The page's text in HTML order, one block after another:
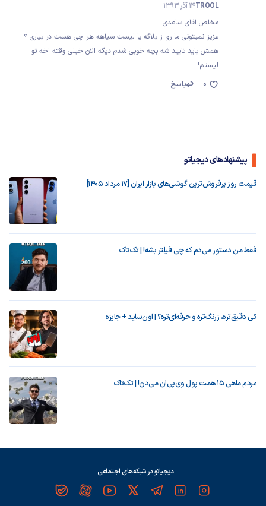
TROOL14 آذر 1393
مخلص اقای ساعدی
عزیز نمیتونی ما رو از بلاگه یا لیست سیاهه هر چی هست در بیاری ؟
همش باید تایید شه بچه خوبی شدم دیگه الان خیلی وقته اخه تو
لیستم!
پاسخ
0
پیشنهادهای دیجیاتو
قیمت روز پرفروش‌ترین گوشی‌های بازار ایران [17 مرداد 1405]
فقط من دستور می‌دم که چی فیلتر بشه! | تک‌تاک
کی دقیق‌تره، زرنگ‌تره و حرفه‌ای‌تره؟ | اون‌ساید + جایزه
مردم ماهی ۱۵ همت پول وی‌پی‌ان می‌دن! | تک‌تاک
دیجیاتو در شبکه‌های اجتماعی